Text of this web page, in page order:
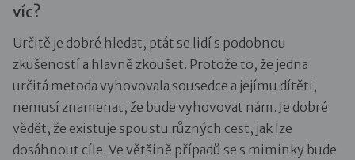
víc?
Určitě je dobré hledat, ptát se lidí s podobnou
zkušeností a hlavně zkoušet. Protože to, že jedna
určitá metoda vyhovovala sousedce a jejímu dítěti,
nemusí znamenat, že bude vyhovovat nám. Je dobré
vědět, že existuje spoustu různých cest, jak lze
dosáhnout cíle. Ve většině případů se s miminky bude